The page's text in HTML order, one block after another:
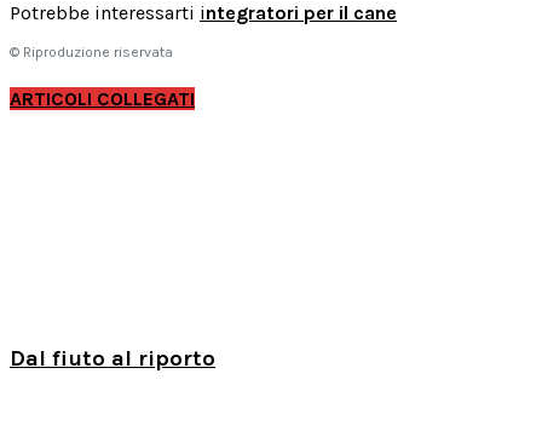
Potrebbe interessarti integratori per il cane
© Riproduzione riservata
ARTICOLI COLLEGATI
Dal fiuto al riporto